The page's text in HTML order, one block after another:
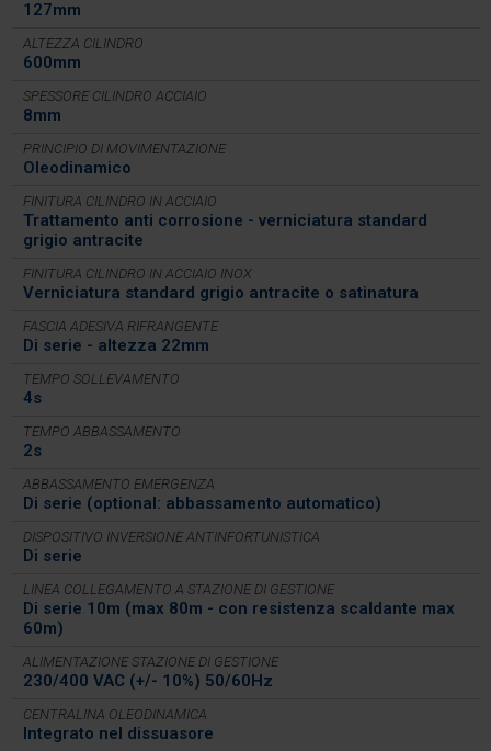
127mm
ALTEZZA CILINDRO
600mm
SPESSORE CILINDRO ACCIAIO
8mm
PRINCIPIO DI MOVIMENTAZIONE
Oleodinamico
FINITURA CILINDRO IN ACCIAIO
Trattamento anti corrosione - verniciatura standard
grigio antracite
FINITURA CILINDRO IN ACCIAIO INOX
Verniciatura standard grigio antracite o satinatura
FASCIA ADESIVA RIFRANGENTE
Di serie - altezza 22mm
TEMPO SOLLEVAMENTO
4s
TEMPO ABBASSAMENTO
2s
ABBASSAMENTO EMERGENZA
Di serie (optional: abbassamento automatico)
DISPOSITIVO INVERSIONE ANTINFORTUNISTICA
Di serie
LINEA COLLEGAMENTO A STAZIONE DI GESTIONE
Di serie 10m (max 80m - con resistenza scaldante max
60m)
ALIMENTAZIONE STAZIONE DI GESTIONE
230/400 VAC (+/- 10%) 50/60Hz
CENTRALINA OLEODINAMICA
Integrato nel dissuasore